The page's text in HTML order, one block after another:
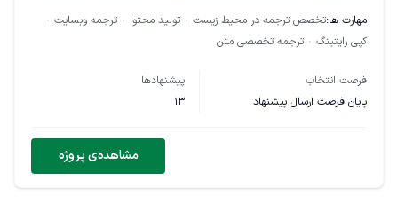
هایی که فعالیت داشتید را ارسال نمایید.
مهارت ها:تخصص ترجمه در محیط زیست تولید محتوا
ترجمه وبسایت
کپی رایتینگ
ترجمه تخصصی متن
فرصت انتخاب
پایان فرصت ارسال پیشنهاد
پیشنهادها
13
مشاهده‌ی پروژه